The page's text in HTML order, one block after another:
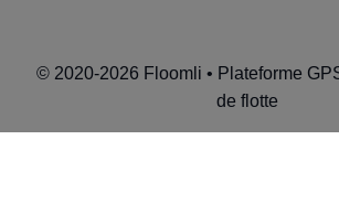
© 2020-2026 Floomli • Plateforme
de flotte